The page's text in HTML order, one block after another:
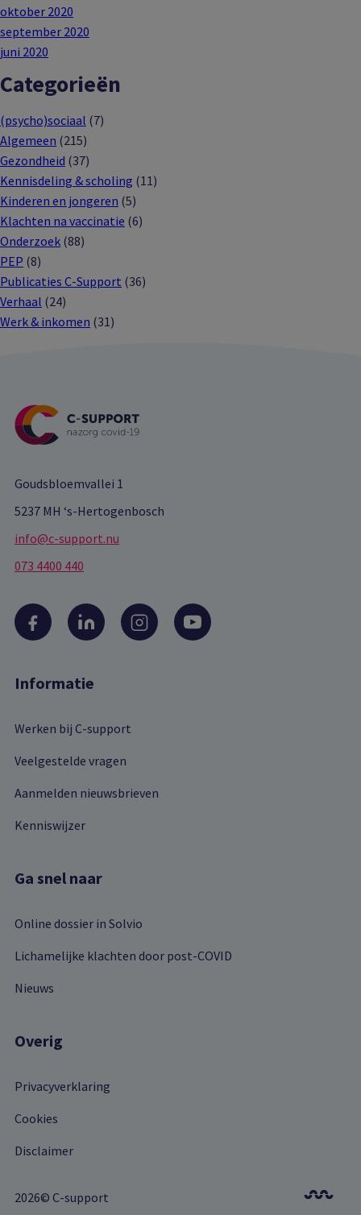
oktober 2020
september 2020
juni 2020
Categorieën
(psycho)sociaal (7)
Algemeen (215)
Gezondheid (37)
Kennisdeling & scholing (11)
Kinderen en jongeren (5)
Klachten na vaccinatie (6)
Onderzoek (88)
PEP (8)
Publicaties C-Support (36)
Verhaal (24)
Werk & inkomen (31)
Goudsbloemvallei 1
5237 MH ‘s-Hertogenbosch
info@c-support.nu
073 4400 440
Informatie
Werken bij C-support
Veelgestelde vragen
Aanmelden nieuwsbrieven
Kenniswijzer
Ga snel naar
Online dossier in Solvio
Lichamelijke klachten door post-COVID
Nieuws
Overig
Privacyverklaring
Cookies
Disclaimer
2026© C-support